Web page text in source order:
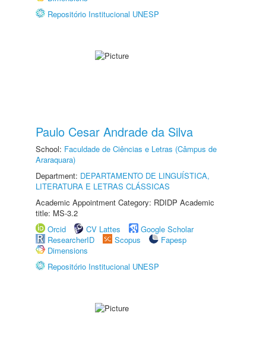
Repositório Institucional UNESP
Paulo Cesar Andrade da Silva
School: Faculdade de Ciências e Letras (Câmpus de
Araraquara)
Department: DEPARTAMENTO DE LINGUÍSTICA,
LITERATURA E LETRAS CLÁSSICAS
Academic Appointment Category: RDIDP Academic
title: MS-3.2
Orcid
CV Lattes
Google Scholar
ResearcherID
Scopus
Fapesp
Dimensions
Repositório Institucional UNESP